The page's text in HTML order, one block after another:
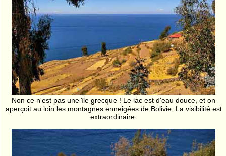
Non ce n'est pas une île grecque ! Le lac est d'eau douce, et on
aperçoit au loin les montagnes enneigées de Bolivie. La visibilité est
extraordinaire.